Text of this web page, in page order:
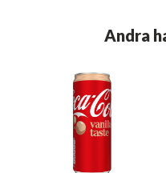
Andra